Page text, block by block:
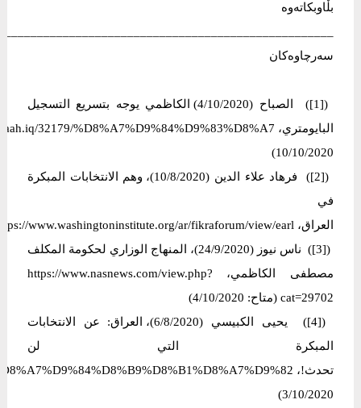
بڵاوبکاتەوە
سه‌رچاوه‌كان
([1]) الصباح (4/10/2020) الكاظمي يوجه بتسريع التسجيل
10/10/2020)
([2]) فرهاد علاء الدین (10/8/2020)، وهم الانتخابات المبكرة
في
العراق، https://www.washingtoninstitute.org/ar/fikraforum/view/earl (متاح:9/10/2020)
([3]) ناس نیوز (24/9/2020)، المنهاج الوزاري لحكومة المكلف
مصطفى الكاظمي، https://www.nasnews.com/view.php?
cat=29702 (متاح: 4/10/2020)
([4]) يحيى الكبيسي (6/8/2020)، العراق: عن الانتخابات
المبكرة التي لن
3/10/2020)